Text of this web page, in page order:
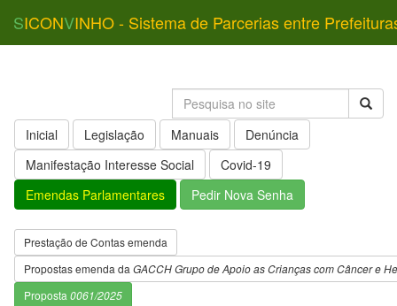
SICONVINHO - Sistema de Parcerias entre
Inicial Legislação Manuais
Denúncia
Manifestação Interesse Social
Covid-19
Emendas Parlamentares
Pedir Nova Senha
Prestação de Contas emenda
Propostas emenda da GACCH Grupo de Apoio as Crianças com Câncer e
Proposta 0061/2025